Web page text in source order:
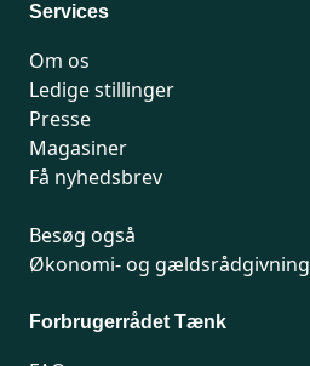
Services
Om os
Ledige stillinger
Presse
Magasiner
Få nyhedsbrev
Besøg også
Økonomi- og gældsrådgivning
Forbrugerrådet Tænk